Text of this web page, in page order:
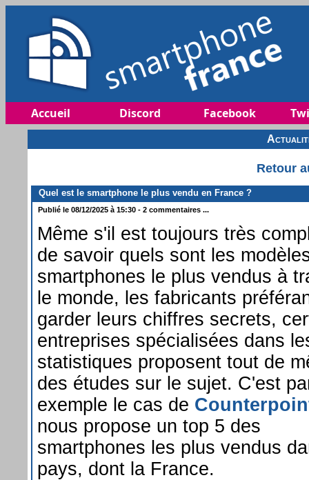
Accueil Discord Facebook
Retour
Quel est le smartphone le plus vendu en France ?
Publié le 08/12/2025 à 15:30 - 2 commentaires ...
Même s'il est toujours très
de savoir quels sont les
smartphones le plus vendus à
le monde, les fabricants
garder leurs chiffres secrets,
entreprises spécialisées dans
statistiques proposent tout de
des études sur le sujet. C'est
exemple le cas de
nous propose un top 5 des
smartphones les plus vendus
pays, dont la France.